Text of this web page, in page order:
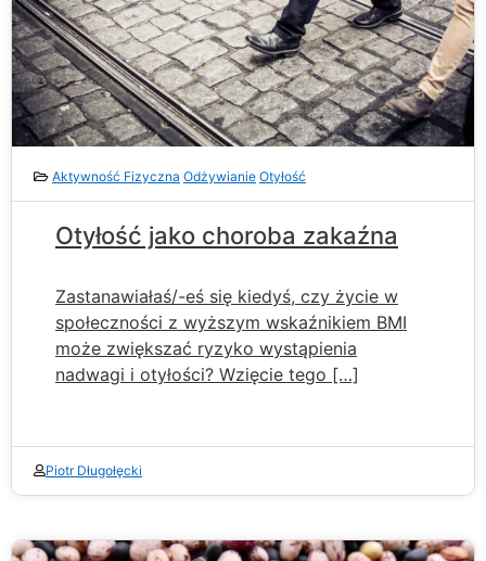
Aktywność Fizyczna Odżywianie Otyłość
Otyłość jako choroba zakaźna
Zastanawiałaś/-eś się kiedyś, czy życie w
społeczności z wyższym wskaźnikiem BMI
może zwiększać ryzyko wystąpienia
nadwagi i otyłości? Wzięcie tego […]
Piotr Długołęcki